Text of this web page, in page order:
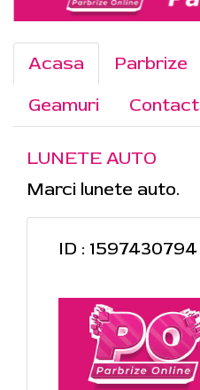
Acasa Parbrize
Geamuri
Contact
LUNETE AUTO
Marci lunete auto.
ID : 1597430794